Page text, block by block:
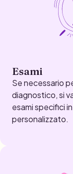
Esami
Se necessario
diagnostico, si
esami specifici
personalizzato.